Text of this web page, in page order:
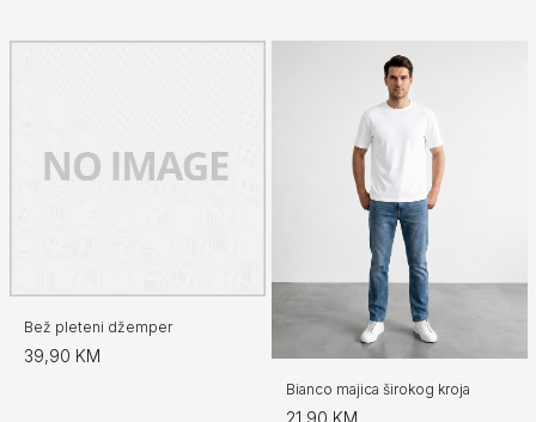
Bež pleteni džemper
39,90 KM
Bianco majica širokog kroja